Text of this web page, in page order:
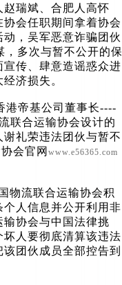
瑞斌、合肥人高怀
会任职期间拿着协会
，吴军恶意诈骗团伙
，多次与暂不公开的保
传、肆意造谣惑众进
济损失。
港帝基公司董事长----
联合运输协会设计的
礼荣违法团伙与暂不
会官网 www.e56365.com
流联合运输协会积
人信息并公开利用非
协会与中国法律挑
人要彻底清算该违法
团伙成员全部控告到